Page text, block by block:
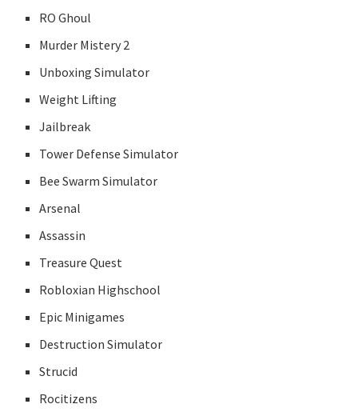
RO Ghoul
Murder Mistery 2
Unboxing Simulator
Weight Lifting
Jailbreak
Tower Defense Simulator
Bee Swarm Simulator
Arsenal
Assassin
Treasure Quest
Robloxian Highschool
Epic Minigames
Destruction Simulator
Strucid
Rocitizens